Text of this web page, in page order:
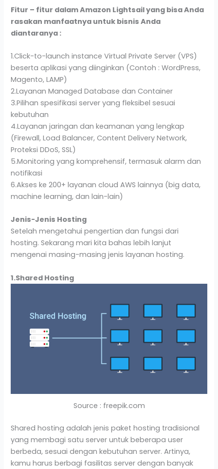
Fitur – fitur dalam Amazon Lightsail yang bisa Anda
rasakan manfaatnya untuk bisnis Anda
diantaranya :
1.Click-to-launch instance Virtual Private Server (VPS)
beserta aplikasi yang diinginkan (Contoh : WordPress,
Magento, LAMP)
2.Layanan Managed Database dan Container
3.Pilihan spesifikasi server yang fleksibel sesuai
kebutuhan
4.Layanan jaringan dan keamanan yang lengkap
(Firewall, Load Balancer, Content Delivery Network,
Proteksi DDoS, SSL)
5.Monitoring yang komprehensif, termasuk alarm dan
notifikasi
6.Akses ke 200+ layanan cloud AWS lainnya (big data,
machine learning, dan lain-lain)
Jenis-Jenis Hosting
Setelah mengetahui pengertian dan fungsi dari
hosting. Sekarang mari kita bahas lebih lanjut
mengenai masing-masing jenis layanan hosting.
1.Shared Hosting
Source : freepik.com
Shared hosting adalah jenis paket hosting tradisional
yang membagi satu server untuk beberapa user
berbeda, sesuai dengan kebutuhan server. Artinya,
kamu harus berbagi fasilitas server dengan banyak